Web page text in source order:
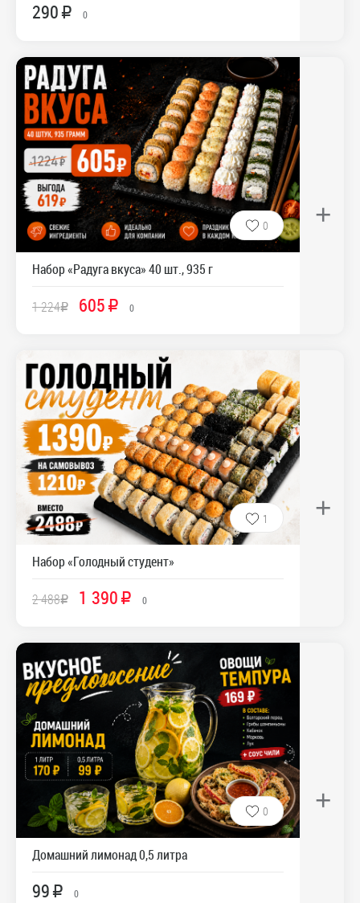
290R 0
0
Набор «Радуга вкуса» 40 шт., 935 г
1 224R 605R 0
+
1
Набор «Голодный студент»
2 488R 1 390R 0
+
0
Домашний лимонад 0,5 литра
99R 0
+